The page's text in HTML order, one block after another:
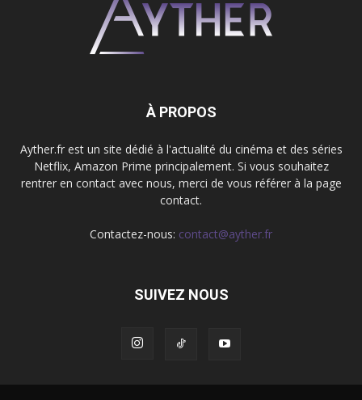
À PROPOS
Ayther.fr est un site dédié à l'actualité du cinéma et des séries
Netflix, Amazon Prime principalement. Si vous souhaitez
rentrer en contact avec nous, merci de vous référer à la page
contact.
Contactez-nous: contact@ayther.fr
SUIVEZ NOUS